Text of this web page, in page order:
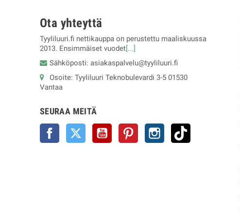
Ota yhteyttä
Tyyliluuri.fi nettikauppa on perustettu maaliskuussa
2013. Ensimmäiset vuodet[...]
Sähköposti: asiakaspalvelu@tyyliluuri.fi
Osoite: Tyyliluuri Teknobulevardi 3-5 01530
Vantaa
SEURAA MEITÄ
Facebook Twitter YouTube Pinterest Instagram